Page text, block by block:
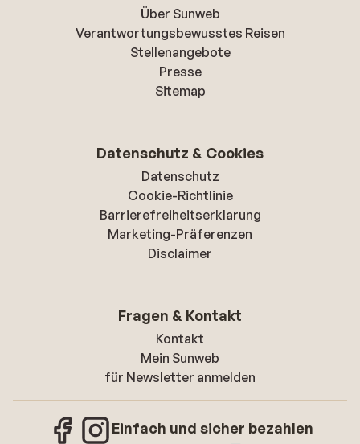
Über Sunweb
Verantwortungsbewusstes Reisen
Stellenangebote
Presse
Sitemap
Datenschutz & Cookies
Datenschutz
Cookie-Richtlinie
Barrierefreiheitserklarung
Marketing-Präferenzen
Disclaimer
Fragen & Kontakt
Kontakt
Mein Sunweb
für Newsletter anmelden
Einfach und sicher bezahlen